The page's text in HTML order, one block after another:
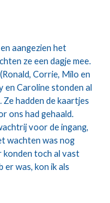
aangezien het
ze een dagje mee.
Corrie, Milo en
en Caroline stonden al
hadden de kaartjes
ons had gehaald.
voor de ingang,
wachten was nog
konden toch al vast
er was, kon ik als